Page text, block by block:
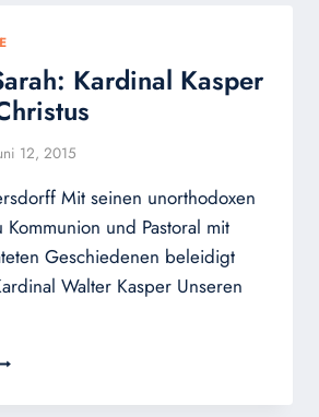
Kardinal Kasper
12, 2015
Mit seinen unorthodoxen
und Pastoral mit
Geschiedenen beleidigt
Walter Kasper Unseren